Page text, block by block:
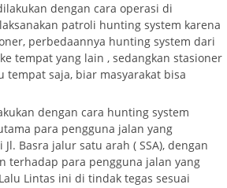
dengan cara operasi di
patroli hunting system karena
perbedaannya hunting system dari
tempat yang lain , sedangkan stasioner
tempat saja, biar masyarakat bisa
dengan cara hunting system
para pengguna jalan yang
Basra jalur satu arah ( SSA), dengan
terhadap para pengguna jalan yang
Lintas ini di tindak tegas sesuai